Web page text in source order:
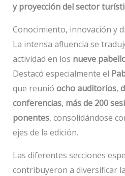
y proyección del sector
Conocimiento, innovación y
La intensa afluencia se
actividad en los nueve
Destacó especialmente el
que reunió ocho auditorios,
conferencias, más de 200
ponentes, consolidándose
ejes de la edición.
Las diferentes secciones
contribuyeron a diversificar